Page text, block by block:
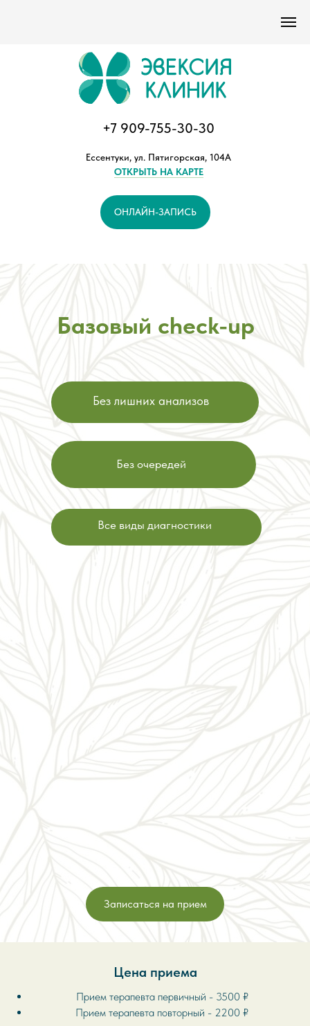
Версия сайта для слабовидящих
+7 909-755-30-30
Ессентуки, ул. Пятигорская, 104А
ОТКРЫТЬ НА КАРТЕ
ОНЛАЙН-ЗАПИСЬ
Базовый check-up
Записаться на прием
Без очередей
Без лишних анализов
Все виды диагностики
Цена приема
Прием терапевта первичный - 3500 ₽
Прием терапевта повторный - 2200 ₽